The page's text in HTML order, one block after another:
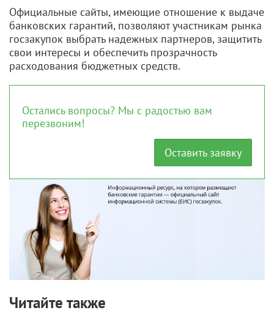
Официальные сайты, имеющие отношение к выдаче
банковских гарантий, позволяют участникам рынка
госзакупок выбрать надежных партнеров, защитить
свои интересы и обеспечить прозрачность
расходования бюджетных средств.
Остались вопросы? Мы с радостью вам
перезвоним!
Оставить заявку
Читайте также